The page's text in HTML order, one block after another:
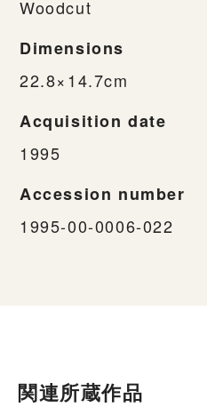
Woodcut
Dimensions
22.8×14.7cm
Acquisition date
1995
Accession number
1995-00-0006-022
関連所蔵作品